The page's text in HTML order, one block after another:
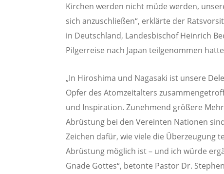
Kirchen werden nicht müde werden,
sich anzuschließen“, erklärte der
in Deutschland, Landesbischof Heinrich
Pilgerreise nach Japan teilgenommen
„In Hiroshima und Nagasaki ist unsere
Opfer des Atomzeitalters
und Inspiration. Zunehmend größere
Abrüstung bei den Vereinten Nationen
Zeichen dafür, wie viele die Überzeugung
Abrüstung möglich ist – und ich würde
Gnade Gottes“, betonte Pastor Dr.